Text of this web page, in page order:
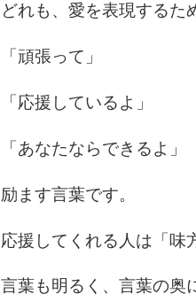
どれも、愛を表現するた
「頑張って」
「応援しているよ」
「あなたならできるよ」
励ます言葉です。
応援してくれる人は「味
言葉も明るく、言葉の奥